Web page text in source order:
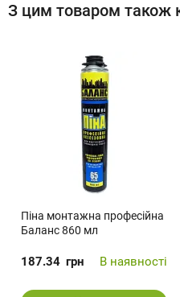
З цим товаром також
Піна монтажна професійна
Баланс 860 мл
187.34 грн В наявності